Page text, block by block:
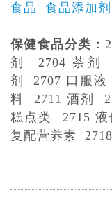
食品
食品添加剂
保健食品分类 ：
剂 2704 茶剂
剂2707 口服液
料2711 酒剂
糕点类 2715
复配营养素